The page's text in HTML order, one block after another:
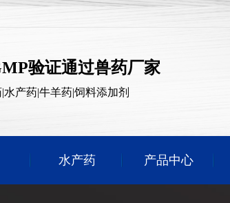
验证通过兽药厂家
水产药|牛羊药|饲料添加剂
水产药 产品中心